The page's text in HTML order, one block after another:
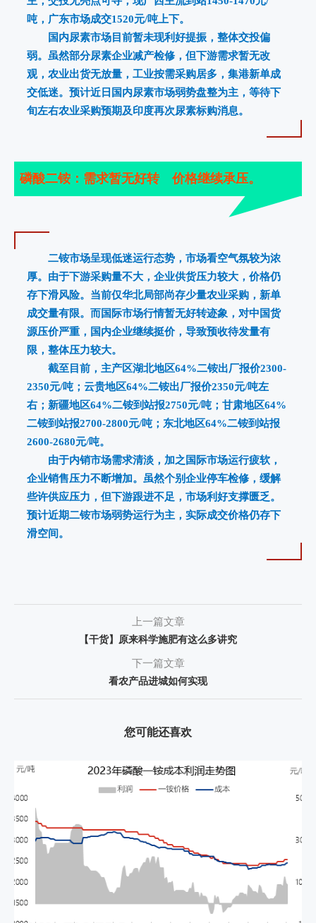
吨，广东市场成交1520元/吨上下。
国内尿素市场目前暂未现利好提振，整体交投偏
弱。虽然部分尿素企业减产检修，但下游需求暂无改
观，农业出货无放量，工业按需采购居多，集港新单成
交低迷。预计近日国内尿素市场弱势盘整为主，等待下
旬左右农业采购预期及印度再次尿素标购消息。
磷酸二铵：需求暂无好转 价格继续承压。
二铵市场呈现低迷运行态势，市场看空气氛较为浓
厚。由于下游采购量不大，企业供货压力较大，价格仍
存下滑风险。当前仅华北局部尚存少量农业采购，新单
成交量有限。而国际市场行情暂无好转迹象，对中国货
源压价严重，国内企业继续挺价，导致预收待发量有
限，整体压力较大。
截至目前，主产区湖北地区64%二铵出厂报价2300-
2350元/吨；云贵地区64%二铵出厂报价2350元/吨左
右；新疆地区64%二铵到站报2750元/吨；甘肃地区64%
二铵到站报2700-2800元/吨；东北地区64%二铵到站报
2600-2680元/吨。
由于内销市场需求清淡，加之国际市场运行疲软，
企业销售压力不断增加。虽然个别企业停车检修，缓解
些许供应压力，但下游跟进不足，市场利好支撑匮乏。
预计近期二铵市场弱势运行为主，实际成交价格仍存下
滑空间。
上一篇文章
【干货】原来科学施肥有这么多讲究
下一篇文章
看农产品进城如何实现
您可能还喜欢